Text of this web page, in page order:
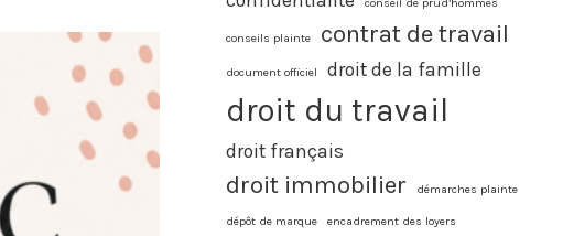
conseils plainte contrat de travail
document officiel droit de la famille
droit du travail
droit français
droit immobilier démarches plainte
dépôt de marque encadrement des loyers